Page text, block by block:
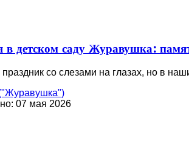
детском саду Журавушка:
со слезами на глазах, но в
07 мая 2026